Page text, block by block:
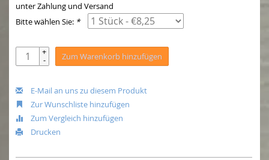
unter Zahlung und Versand
Bitte wählen Sie: *
+
- Zum Warenkorb hinzufügen
E-Mail an uns zu diesem Produkt
Zur Wunschliste hinzufügen
Zum Vergleich hinzufügen
Drucken